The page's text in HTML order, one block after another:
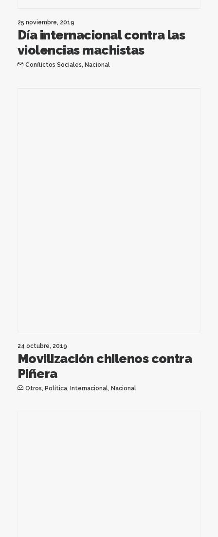
25 noviembre, 2019
Día internacional contra las
violencias machistas
Conflictos Sociales, Nacional
24 octubre, 2019
Movilización chilenos contra
Piñera
Otros, Política, Internacional, Nacional